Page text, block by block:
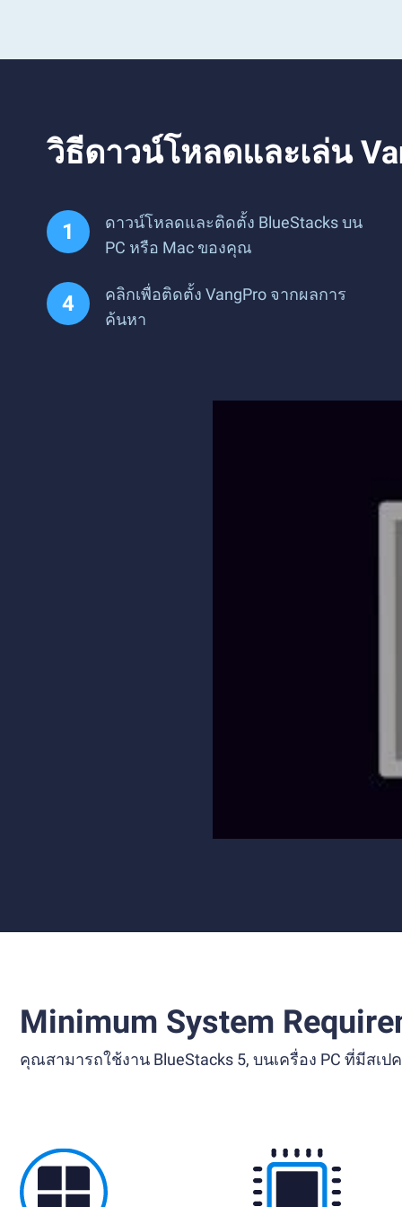
วิธีดาวน์โหลดและเล่น
ดาวน์โหลดและติดตั้ง BlueStacks บน
PC หรือ Mac ของคุณ
คลิกเพื่อติดตั้ง VangPro จากผลการ
ค้นหา
Minimum System
คุณสามารถใช้งาน BlueStacks 5, บนเครื่อง PC ที่มีสเ